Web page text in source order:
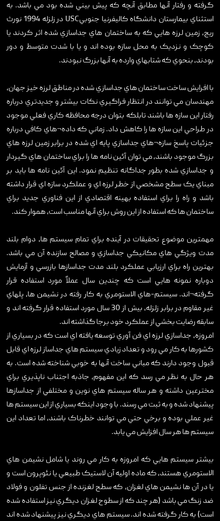
گرفته و رفتار آنها مطابق آنچه که پيش بيني شده بود مي باشد. به
استثناي بيمارستان دانشگاه کاليفرنيا جنوبيUSC در زلزله 1994 نورث
ريج، زمين لرزه هايي که به ساختمان هاي جداسازي شده اثر کردند يا
کوچک و نزديک به محل سازه بوده اند و يا با شدت متوسط و دور
بودند، بنحوي که شتابهاي وارده به آنها بزرگ نبودند.
با افرايش ساخت ساختمان هاي جداسازي شده در مناطق لرزه خيز جهان،
مهندسان مي توانند در انتظار فراگيري نکات بيشتر و جديدتري درباره
رفتار اين سازه ها باشند تابلکه بتوان درجه محافظه کاري فعلي موجود
در طراحي اين سازه ها را کاهش داد. زماني که داده¬هاي کافي درباره
جزئيات پاسخ سازه¬هاي جداسازي پايه اي شده در برابر زمين لرزه هاي
بزرگ موجود باشند، مي توان آئين نامه ها را براي ساختمان هاي گيردار
و جداسازي شده بطور جداگانه تنظيم نمود. اين آئين نامه ها بايد بر
مبناي يک سطح مشخصي از خطر لرزه اي و عملکرد سازه اي قرار داشته
باشد و راه را براي استفاده بهينه اقتصادي از اين فناوري جديد براي
ساختمان ها که استفاده از اين روش براي آنها مناسب است، هموار کند.
مهمترين موضوع تحقيقات در آينده براي تمام سيستم ها، دوام بلند
مدت ويژگي هاي مکانيکي جداسازي و مصالح سازنده آن مي باشد.
بهترين راه براي ارزيابي عملکرد بلند مدت جداسازها بازرسي و آزمايش
دوباره نمونه هايي است که چندين سال عملاً مورد استفاده قرار
گرفته¬اند. سيستم-هاي الاستومري به کار رفته در نشيمن ها، پلهاي
غير مقاوم در برابر زلزله، بيش از 30 سال مورد استفاده قرار گرفته اند و
سابقه رضايت بخشي از عملکرد خود برجا گذاشته اند.
امروزه، جداسازي لرزه اي فن آوري توسعه يافته اي است که در بسياري از
کشورها به کار مي رود و تعداد زيادي سيستم هاي جداساز لرزه اي قابل
قبول وجود دارند که مباني ساخت آنها به خوبي شناخته شده است. به
هر حال به نظر مي رسد که اين مفهوم، جاذبه اجتناب ناپذيري براي
مخترعين داشته و هر ساله سيستم هاي نوين و مختلفي از جداسازها
پيشنهاد شده و به ثبت مي رسند. با وجود اينکه بسياري از اين سيستم ها
غير عملي بوده و برخي حتي مي توانند خطرناک باشند، اما تعداد اين
سيستم ها هر سال افزايش مي يابد.
بيشتر سيستم هايي که امروزه به کار مي روند يا شامل نشيمن هاي
الاستومري هستند، که ماده اوليه آن لاستيک طبيعي يا نئوپرون است و
يا در آن ها نشيمن هاي لغزان، که سطح لغزنده از جنس تفلون و فولاد
ضد زنگ مي باشد (هر چند که از سطوح لغزان ديگري نيز استفاده شده
است) به کار گرفته شده اند. سيستم هاي ديگري نيز پيشنهاد شده اند